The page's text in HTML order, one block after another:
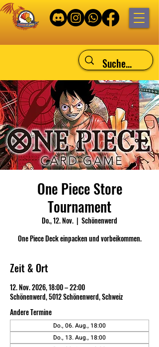
One Piece Store
Tournament
Do., 12. Nov.
  |
Schönenwerd
One Piece Deck einpacken und vorbeikommen.
Zeit & Ort
12. Nov. 2026, 18:00 – 22:00
Schönenwerd, 5012 Schönenwerd, Schweiz
Andere Termine
Do., 06. Aug., 18:00
Do., 13. Aug., 18:00